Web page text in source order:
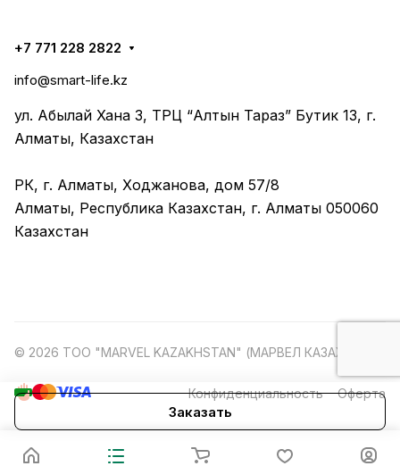
Заказать
+7 771 228 2822
info@smart-life.kz
ул. Абылай Хана 3, ТРЦ “Алтын Тараз” Бутик 13, г.
Алматы, Казахстан
РК, г. Алматы, Ходжанова, дом 57/8
Алматы, Республика Казахстан, г. Алматы 050060
Казахстан
© 2026 ТОО "MARVEL KAZAKHSTAN" (МАРВЕЛ КАЗАХСТАН)
Конфиденциальность Оферта